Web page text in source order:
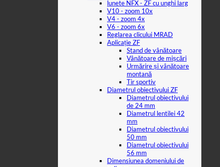
lunete NFX - ZF cu unghi larg
V10 - zoom 10x
V4 - zoom 4x
V6 - zoom 6x
Reglarea clicului MRAD
Aplicație ZF
Stand de vânătoare
Vânătoare de mișcări
Urmărire și vânătoare
montană
Tir sportiv
Diametrul obiectivului ZF
Diametrul obiectivului
de 24 mm
Diametrul lentilei 42
mm
Diametrul obiectivului
50 mm
Diametrul obiectivului
56 mm
Dimensiunea domeniului de